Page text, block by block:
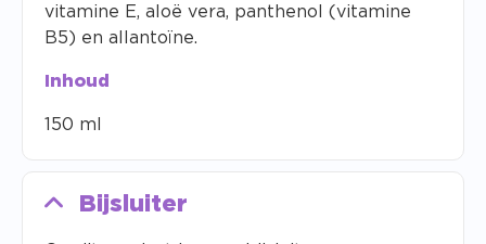
vitamine E, aloë vera, panthenol (vitamine
B5) en allantoïne.
Inhoud
150 ml
Bijsluiter